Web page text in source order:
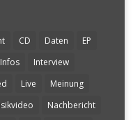
CD Daten
EP
Infos
Interview
Live
Meinung
Nachbericht